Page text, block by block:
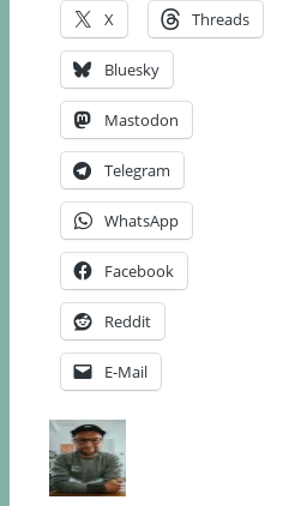
X Threads
Bluesky
Mastodon
Telegram
WhatsApp
Facebook
Reddit
E-Mail